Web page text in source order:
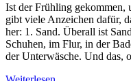
Ist der Frühling gekommen,
gibt viele Anzeichen dafür,
her: 1. Sand. Überall ist
Schuhen, im Flur, in der
der Unterwäsche. Und